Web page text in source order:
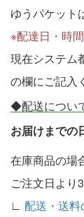
ゆうパケット
※配達日・時
現在システム
の欄にご記入
◆配送につい
お届けまでの
在庫商品の場
ご注文日より
∟ 配送・送料